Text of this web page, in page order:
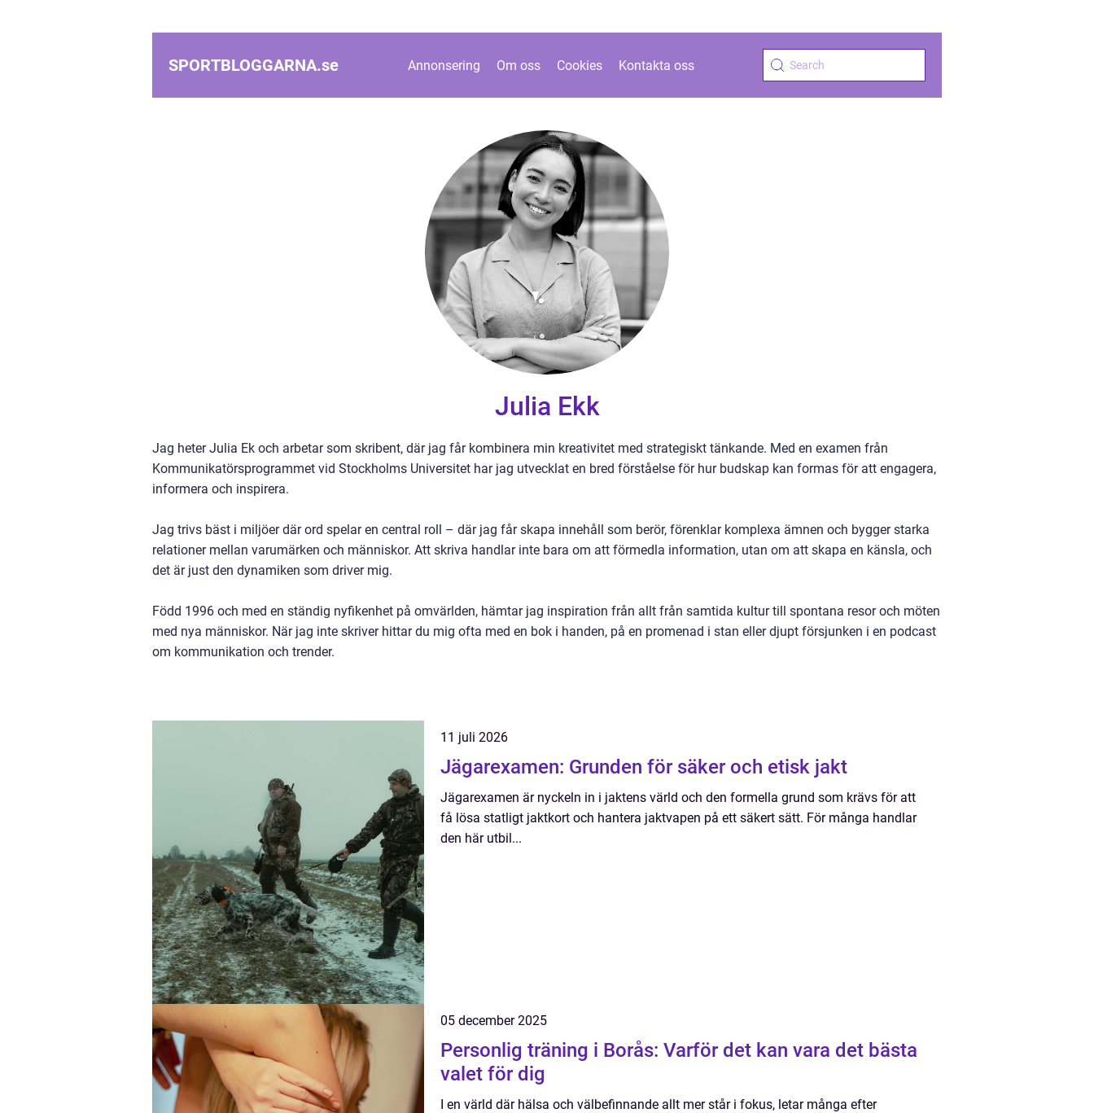
SPORTBLOGGARNA.se Annonsering Om oss Cookies Kontakta oss
Julia Ekk
Jag heter Julia Ek och arbetar som skribent, där jag får kombinera min kreativitet med strategiskt tänkande. Med en examen från
Kommunikatörsprogrammet vid Stockholms Universitet har jag utvecklat en bred förståelse för hur budskap kan formas för att engagera,
informera och inspirera.
Jag trivs bäst i miljöer där ord spelar en central roll – där jag får skapa innehåll som berör, förenklar komplexa ämnen och bygger starka
relationer mellan varumärken och människor. Att skriva handlar inte bara om att förmedla information, utan om att skapa en känsla, och
det är just den dynamiken som driver mig.
Född 1996 och med en ständig nyfikenhet på omvärlden, hämtar jag inspiration från allt från samtida kultur till spontana resor och möten
med nya människor. När jag inte skriver hittar du mig ofta med en bok i handen, på en promenad i stan eller djupt försjunken i en podcast
om kommunikation och trender.
11 juli 2026
Jägarexamen: Grunden för säker och etisk jakt
Jägarexamen är nyckeln in i jaktens värld och den formella grund som krävs för att
få lösa statligt jaktkort och hantera jaktvapen på ett säkert sätt. För många handlar
den här utbil...
05 december 2025
Personlig träning i Borås: Varför det kan vara det bästa
valet för dig
I en värld där hälsa och välbefinnande allt mer står i fokus, letar många efter